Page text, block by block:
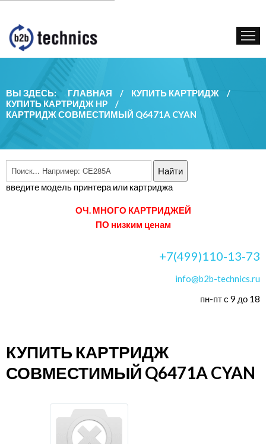
КУПИТЬ КАРТРИДЖ
ГОС. УЧРЕЖДЕНИЯМ
КОНТАКТЫ
ВЫ ЗДЕСЬ: ГЛАВНАЯ / КУПИТЬ КАРТРИДЖ
/
КУПИТЬ КАРТРИДЖ HP
/
КАРТРИДЖ СОВМЕСТИМЫЙ Q6471A CYAN
введите модель принтера или картриджа
ОЧ. МНОГО КАРТРИДЖЕЙ
ПО низким ценам
+7(499)110-13-73
info@b2b-technics.ru
пн-пт с 9 до 18
КУПИТЬ КАРТРИДЖ
СОВМЕСТИМЫЙ Q6471A CYAN